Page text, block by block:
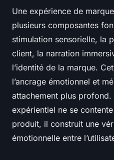
Une expérience de
plusieurs composantes
stimulation sensorielle, la
client, la narration
l’identité de la marque.
l’ancrage émotionnel et
attachement plus
expérientiel ne se
produit, il construit une
émotionnelle entre